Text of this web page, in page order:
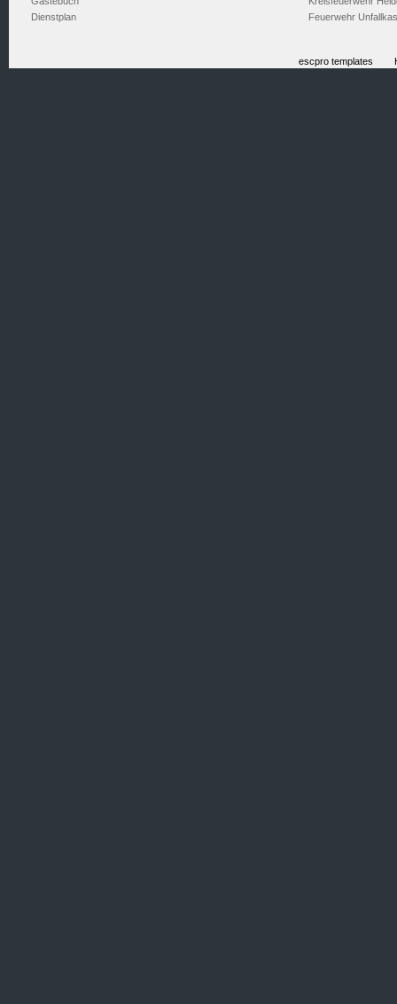
Dienstplan
Feuerwehr
escpro templates